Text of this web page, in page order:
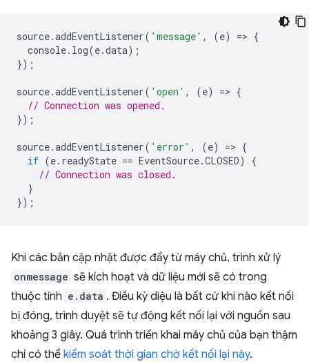
source.addEventListener( 'message' , (e) => {
console. log(e.data);
});
source.addEventListener( 'open' , (e) => {
// Connection was opened.
});
source.addEventListener( 'error' , (e) => {
if (e. readyState == EventSource.CLOSED)
{
// Connection was closed.
}
});
Khi các bản cập nhật được đẩy từ máy chủ, trình xử lý
onmessage sẽ kích hoạt và dữ liệu mới sẽ có trong
thuộc tính e.data . Điều kỳ diệu là bất cứ khi nào kết nối
bị đóng, trình duyệt sẽ tự động kết nối lại với nguồn sau
khoảng 3 giây. Quá trình triển khai máy chủ của bạn thậm
chí có thể kiểm soát thời gian chờ kết nối lại này.